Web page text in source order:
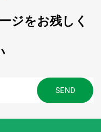
ジをお残しく